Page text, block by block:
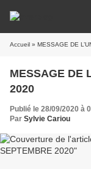
Accueil » MESSAGE DE
MESSAGE DE
2020
Publié le 28/09/2020 à
Par Sylvie Cariou